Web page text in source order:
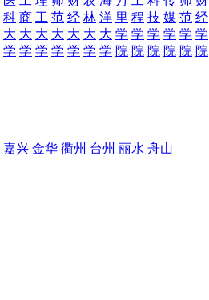
科
大
学
商
大
学
工
大
学
范
大
学
经
大
学
林
大
学
洋
大
学
里
学
院
程
学
院
技
学
院
媒
学
院
范
学
院
经
学
院
嘉兴 金华 衢州 台州 丽水 舟山